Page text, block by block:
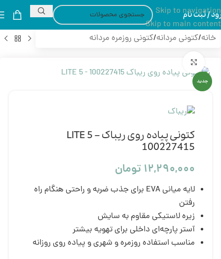
Skip to navigation
Skip to main content
/ ثبت نام
خانه/کتونی مردانه/کتونی روزمره مردانه
جدید
کتونی پیاده روی ریباک LITE 5 –
100227415
۱۲,۲۹۰,۰۰۰ تومان
لایه میانی EVA برای جذب ضربه و راحتی هنگام راه
رفتن
زیره لاستیکی مقاوم به سایش
آستر پارچه‌ای داخلی برای تهویه بیشتر
مناسب استفاده روزمره و شهری و پیاده روی روزانه